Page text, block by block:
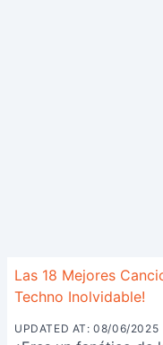
Las 18 Mejores
Techno Inolvidable!
UPDATED AT: 08/06/2025